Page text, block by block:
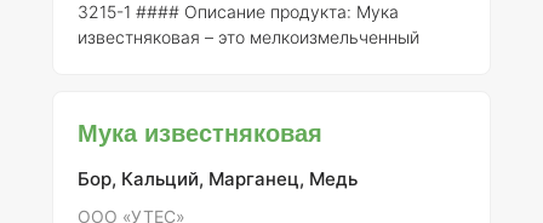
3215-1 #### Описание продукта: Мука
известняковая – это мелкоизмельченный
используется для улучшения структуры
растений необходимыми макро- и
микроэлементами. #### Состав элементов:
Мука известняковая
Бор, Кальций, Марганец, Медь
ООО «УТЕС»